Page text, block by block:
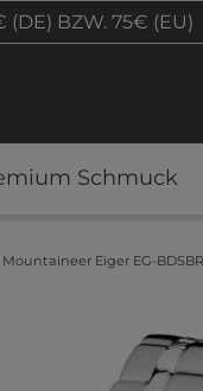
(DE) BZW. 75€ (EU)
Schmuck
Eiger EG-